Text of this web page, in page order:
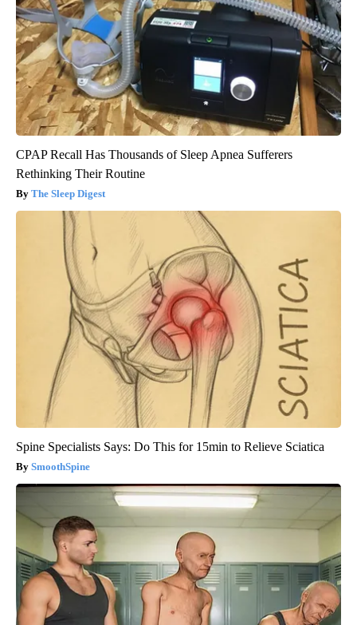
CPAP Recall Has Thousands of Sleep Apnea Sufferers
Rethinking Their Routine
The Sleep Digest
Spine Specialists Says: Do This for 15min to Relieve Sciatica
SmoothSpine